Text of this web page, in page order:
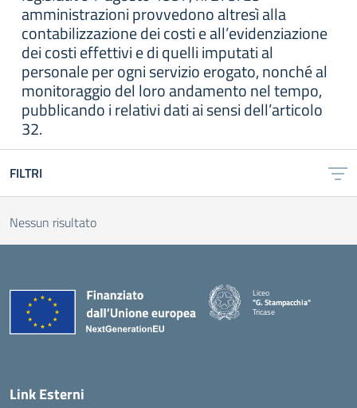
amministrazioni provvedono altresì alla
contabilizzazione dei costi e all’evidenziazione
dei costi effettivi e di quelli imputati al
personale per ogni servizio erogato, nonché al
monitoraggio del loro andamento nel tempo,
pubblicando i relativi dati ai sensi dell’articolo
32.
FILTRI
Nessun risultato
Liceo
"G. Stampacchia"
Tricase
Link Esterni